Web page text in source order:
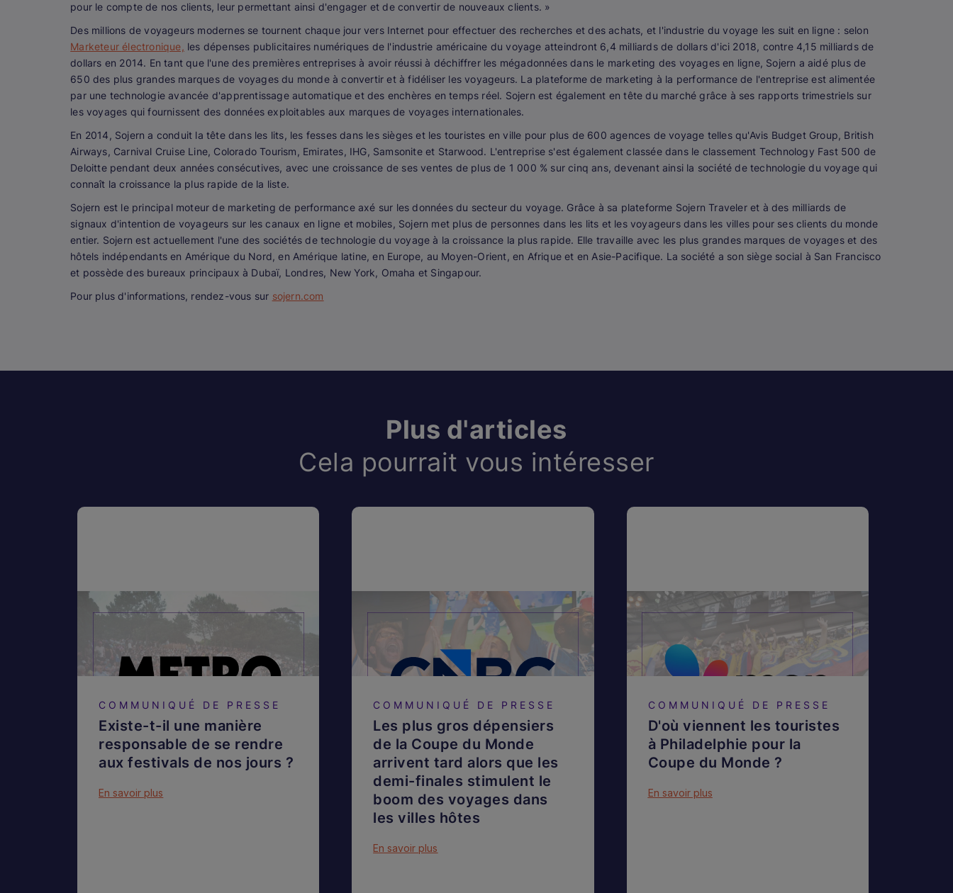
pour le compte de nos clients, leur permettant ainsi d'engager et de convertir de nouveaux clients. »
Des millions de voyageurs modernes se tournent chaque jour vers Internet pour effectuer des recherches et des achats, et l'industrie du voyage les suit en ligne : selon
Marketeur électronique, les dépenses publicitaires numériques de l'industrie américaine du voyage atteindront 6,4 milliards de dollars d'ici 2018, contre 4,15 milliards de
dollars en 2014. En tant que l'une des premières entreprises à avoir réussi à déchiffrer les mégadonnées dans le marketing des voyages en ligne, Sojern a aidé plus de
650 des plus grandes marques de voyages du monde à convertir et à fidéliser les voyageurs. La plateforme de marketing à la performance de l'entreprise est alimentée
par une technologie avancée d'apprentissage automatique et des enchères en temps réel. Sojern est également en tête du marché grâce à ses rapports trimestriels sur
les voyages qui fournissent des données exploitables aux marques de voyages internationales.
En 2014, Sojern a conduit la tête dans les lits, les fesses dans les sièges et les touristes en ville pour plus de 600 agences de voyage telles qu'Avis Budget Group, British
Airways, Carnival Cruise Line, Colorado Tourism, Emirates, IHG, Samsonite et Starwood. L'entreprise s'est également classée dans le classement Technology Fast 500 de
Deloitte pendant deux années consécutives, avec une croissance de ses ventes de plus de 1 000 % sur cinq ans, devenant ainsi la société de technologie du voyage qui
connaît la croissance la plus rapide de la liste.
Sojern est le principal moteur de marketing de performance axé sur les données du secteur du voyage. Grâce à sa plateforme Sojern Traveler et à des milliards de
signaux d'intention de voyageurs sur les canaux en ligne et mobiles, Sojern met plus de personnes dans les lits et les voyageurs dans les villes pour ses clients du monde
entier. Sojern est actuellement l'une des sociétés de technologie du voyage à la croissance la plus rapide. Elle travaille avec les plus grandes marques de voyages et des
hôtels indépendants en Amérique du Nord, en Amérique latine, en Europe, au Moyen-Orient, en Afrique et en Asie-Pacifique. La société a son siège social à San Francisco
et possède des bureaux principaux à Dubaï, Londres, New York, Omaha et Singapour.
Pour plus d'informations, rendez-vous sur sojern.com
Plus d'articles
Cela pourrait vous intéresser
COMMUNIQUÉ DE PRESSE
Existe-t-il une manière
responsable de se rendre
aux festivals de nos jours ?
En savoir plus
COMMUNIQUÉ DE PRESSE
Les plus gros dépensiers
de la Coupe du Monde
arrivent tard alors que les
demi-finales stimulent le
boom des voyages dans
les villes hôtes
En savoir plus
COMMUNIQUÉ DE PRESSE
D'où viennent les touristes
à Philadelphie pour la
Coupe du Monde ?
En savoir plus